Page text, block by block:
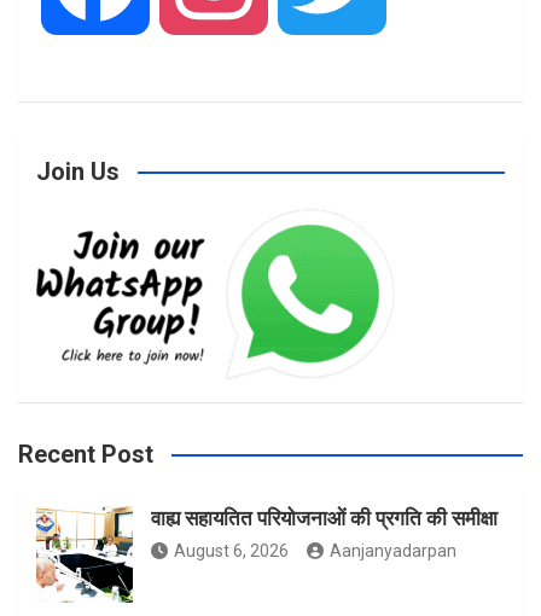
o g e
Join Us
Recent Post
वाह्य सहायतित परियोजनाओं की प्रगति की समीक्षा
August 6, 2026 Aanjanyadarpan